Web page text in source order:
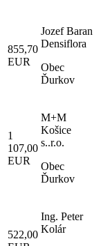
855,70
EUR
Jozef Baran
Densiflora
Obec
Ďurkov
1
107,00
EUR
M+M
Košice
s..r.o.
Obec
Ďurkov
522,00
Ing. Peter
Kolár